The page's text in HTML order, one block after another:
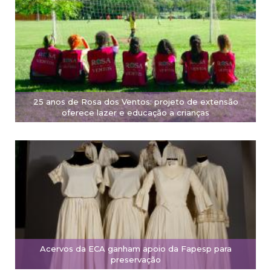
25 anos de Rosa dos Ventos: projeto de extensão
oferece lazer e educação a crianças
Acervos da ECA ganham apoio da Fapesp para
preservação